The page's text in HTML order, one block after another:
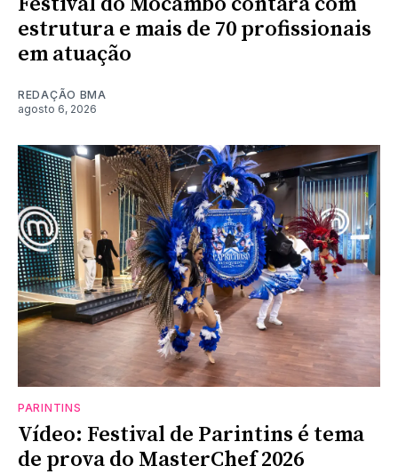
estrutura e mais de 70 profissionais
em atuação
REDAÇÃO BMA
agosto 6, 2026
PARINTINS
Vídeo: Festival de Parintins é tema
de prova do MasterChef 2026